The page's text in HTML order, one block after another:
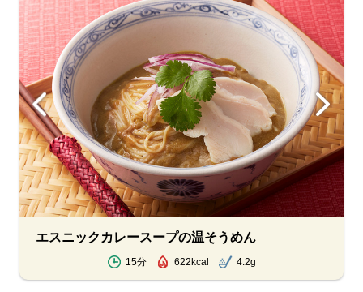
エスニックカレースープの温そうめん
15分 622kcal 4.2g